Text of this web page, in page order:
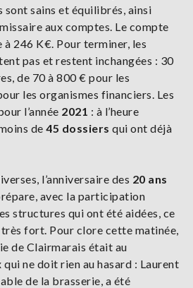
sont sains et équilibrés, ainsi
aux comptes. Le compte
à 246 K€. Pour terminer, les
pas et restent inchangées : 30
de 70 à 800 € pour les
les organismes financiers. Les
l’année 2021 : à l’heure
de 45 dossiers qui ont déjà
l’anniversaire des 20 ans
avec la participation
structures qui ont été aidées, ce
fort. Pour clore cette matinée,
de Clairmarais était au
ne doit rien au hasard : Laurent
de la brasserie, a été